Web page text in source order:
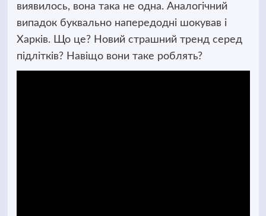
виявилось, вона така не одна. Аналогічний
випадок буквально напередодні шокував і
Харків. Що це? Новий страшний тренд серед
підлітків? Навіщо вони таке роблять?